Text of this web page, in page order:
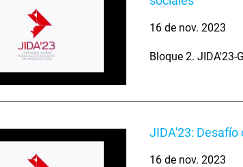
16 de nov. 2023
Bloque 2.
JIDA'23:
16 de nov. 2023